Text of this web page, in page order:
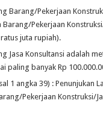
Barang/Pekerjaan
Barang/Pekerjaan
juta rupiah).
Jasa Konsultansi adalah
paling banyak Rp
1 angka 39) : Penunjukan
Pekerjaan Konstruksi/